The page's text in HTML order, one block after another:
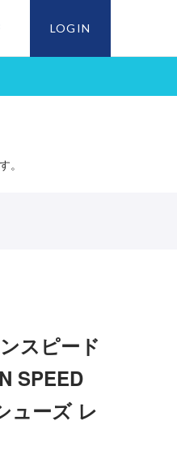
LOGIN
。
スピード
SPEED
ューズ レ